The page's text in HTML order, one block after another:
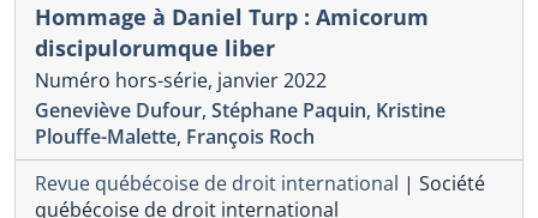
Hommage à Daniel Turp : Amicorum
discipulorumque liber
Numéro hors-série, janvier 2022
Geneviève Dufour, Stéphane Paquin, Kristine
Plouffe-Malette, François Roch
Revue québécoise de droit international | Société
québécoise de droit international